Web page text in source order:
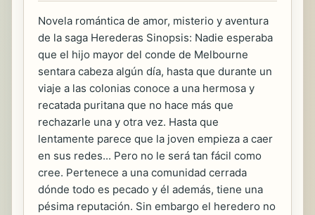
Novela romántica de amor, misterio y aventura
de la saga Herederas Sinopsis: Nadie esperaba
que el hijo mayor del conde de Melbourne
sentara cabeza algún día, hasta que durante un
viaje a las colonias conoce a una hermosa y
recatada puritana que no hace más que
rechazarle una y otra vez. Hasta que
lentamente parece que la joven empieza a caer
en sus redes... Pero no le será tan fácil como
cree. Pertenece a una comunidad cerrada
dónde todo es pecado y él además, tiene una
pésima reputación. Sin embargo el heredero no